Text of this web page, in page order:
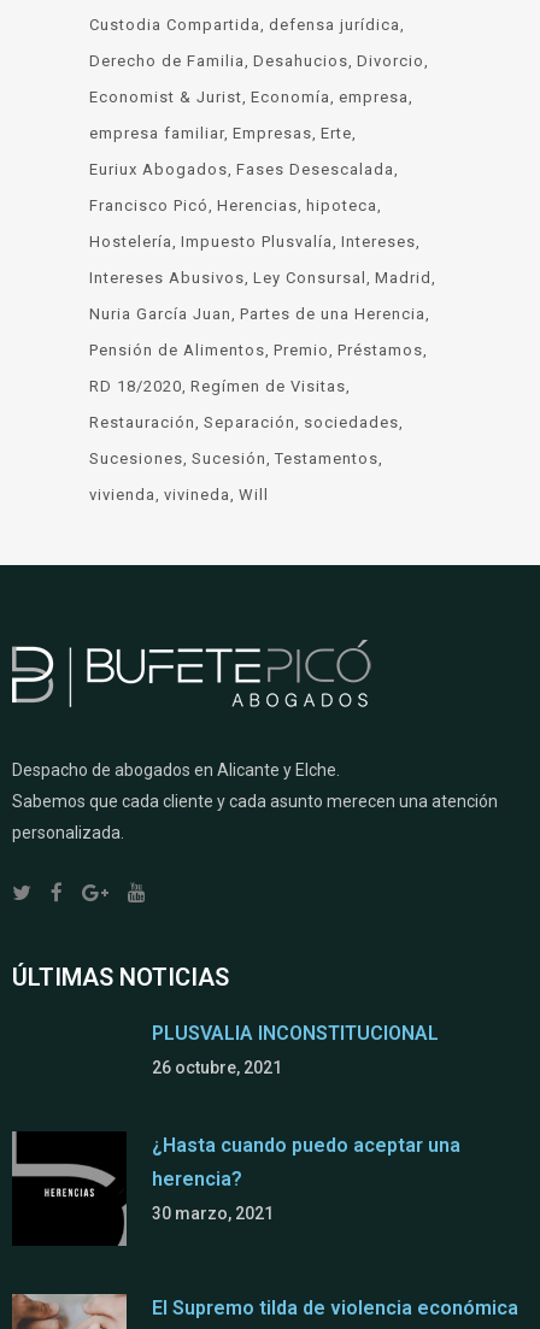
Custodia Compartida defensa jurídica
Derecho de Familia Desahucios Divorcio
Economist & Jurist Economía empresa
empresa familiar Empresas Erte
Euriux Abogados Fases Desescalada
Francisco Picó Herencias
hipoteca
Hostelería Impuesto Plusvalía Intereses
Intereses Abusivos Ley Consursal
Madrid
Nuria García Juan Partes de una Herencia
Pensión de Alimentos Premio Préstamos
RD 18/2020 Regímen de Visitas
Restauración Separación
sociedades
Sucesiones Sucesión Testamentos
vivienda vivineda Will
Despacho de abogados en Alicante y Elche.
Sabemos que cada cliente y cada asunto merecen una atención
personalizada.
ÚLTIMAS NOTICIAS
PLUSVALIA INCONSTITUCIONAL
26 octubre, 2021
¿Hasta cuando puedo aceptar una
herencia?
30 marzo, 2021
El Supremo tilda de violencia económica